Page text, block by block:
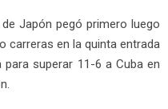
Japón pegó primero luego
carreras en la quinta entrada
superar 11-6 a Cuba en